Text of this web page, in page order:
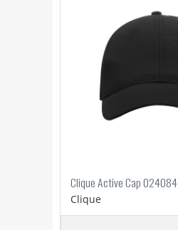
Clique Active Cap 024084
Clique